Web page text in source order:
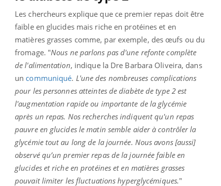
Les chercheurs explique que ce premier repas doit être
faible en glucides mais riche en protéines et en
matières grasses comme, par exemple, des œufs ou du
fromage. "Nous ne parlons pas d'une refonte complète
de l'alimentation, indique la Dre Barbara Oliveira, dans
un communiqué. L'une des nombreuses complications
pour les personnes atteintes de diabète de type 2 est
l'augmentation rapide ou importante de la glycémie
après un repas. Nos recherches indiquent qu'un repas
pauvre en glucides le matin semble aider à contrôler la
glycémie tout au long de la journée. Nous avons [aussi]
observé qu’un premier repas de la journée faible en
glucides et riche en protéines et en matières grasses
pouvait limiter les fluctuations hyperglycémiques."